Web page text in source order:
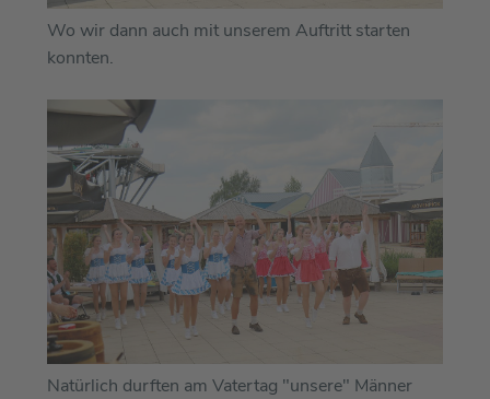
Wo wir dann auch mit unserem Auftritt starten
konnten.
Natürlich durften am Vatertag "unsere" Männer